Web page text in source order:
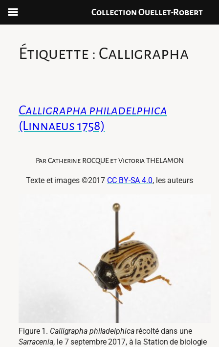
contenuÉtiquette : Calligrapha
Calligrapha philadelphica
(Linnaeus 1758)
Par Catherine ROCQUE et Victoria THELAMON
Texte et images ©2017 CC BY-SA 4.0, les auteurs
Figure 1. Calligrapha philadelphicarécolté dans une
Sarracenia, le 7 septembre 2017, à la Station de biologie
Collection Ouellet-Robert